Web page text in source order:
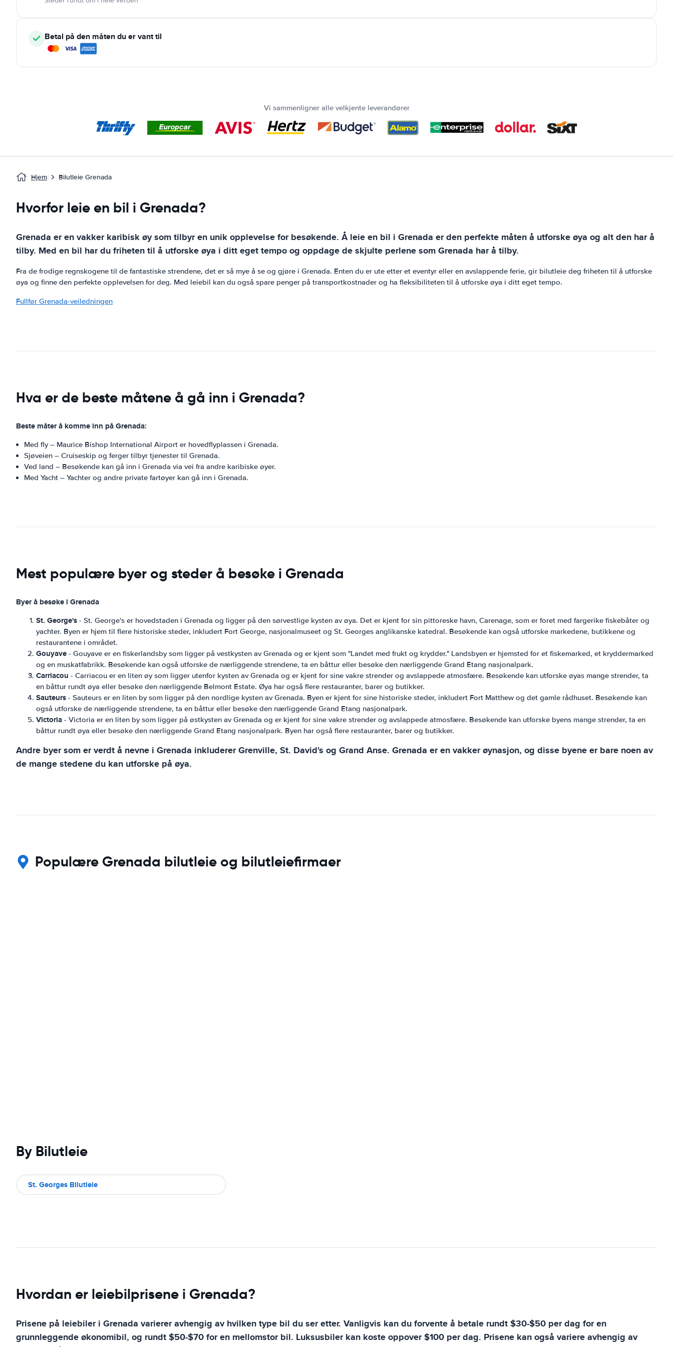
Betal på den måten du er vant til
Vi sammenligner alle velkjente leverandører
Hjem Bilutleie Grenada
Hvorfor leie en bil i Grenada?
Grenada er en vakker karibisk øy som tilbyr en unik opplevelse for besøkende. Å leie en bil i Grenada er den perfekte måten å utforske øya og alt den har å
tilby. Med en bil har du friheten til å utforske øya i ditt eget tempo og oppdage de skjulte perlene som Grenada har å tilby.
Fra de frodige regnskogene til de fantastiske strendene, det er så mye å se og gjøre i Grenada. Enten du er ute etter et eventyr eller en avslappende ferie, gir bilutleie deg friheten til å utforske
øya og finne den perfekte opplevelsen for deg. Med leiebil kan du også spare penger på transportkostnader og ha fleksibiliteten til å utforske øya i ditt eget tempo.
Fullfør Grenada-veiledningen
Hva er de beste måtene å gå inn i Grenada?
Beste måter å komme inn på Grenada:
Med fly – Maurice Bishop International Airport er hovedflyplassen i Grenada.
Sjøveien – Cruiseskip og ferger tilbyr tjenester til Grenada.
Ved land – Besøkende kan gå inn i Grenada via vei fra andre karibiske øyer.
Med Yacht – Yachter og andre private fartøyer kan gå inn i Grenada.
Mest populære byer og steder å besøke i Grenada
Byer å besøke i Grenada
St. George's - St. George's er hovedstaden i Grenada og ligger på den sørvestlige kysten av øya. Det er kjent for sin pittoreske havn, Carenage, som er foret med fargerike fiskebåter og
yachter. Byen er hjem til flere historiske steder, inkludert Fort George, nasjonalmuseet og St. Georges anglikanske katedral. Besøkende kan også utforske markedene, butikkene og
restaurantene i området.
Gouyave - Gouyave er en fiskerlandsby som ligger på vestkysten av Grenada og er kjent som "Landet med frukt og krydder." Landsbyen er hjemsted for et fiskemarked, et kryddermarked
og en muskatfabrikk. Besøkende kan også utforske de nærliggende strendene, ta en båttur eller besøke den nærliggende Grand Etang nasjonalpark.
Carriacou - Carriacou er en liten øy som ligger utenfor kysten av Grenada og er kjent for sine vakre strender og avslappede atmosfære. Besøkende kan utforske øyas mange strender, ta
en båttur rundt øya eller besøke den nærliggende Belmont Estate. Øya har også flere restauranter, barer og butikker.
Sauteurs - Sauteurs er en liten by som ligger på den nordlige kysten av Grenada. Byen er kjent for sine historiske steder, inkludert Fort Matthew og det gamle rådhuset. Besøkende kan
også utforske de nærliggende strendene, ta en båttur eller besøke den nærliggende Grand Etang nasjonalpark.
Victoria - Victoria er en liten by som ligger på østkysten av Grenada og er kjent for sine vakre strender og avslappede atmosfære. Besøkende kan utforske byens mange strender, ta en
båttur rundt øya eller besøke den nærliggende Grand Etang nasjonalpark. Byen har også flere restauranter, barer og butikker.
Andre byer som er verdt å nevne i Grenada inkluderer Grenville, St. David's og Grand Anse. Grenada er en vakker øynasjon, og disse byene er bare noen av
de mange stedene du kan utforske på øya.
Populære Grenada bilutleie og bilutleiefirmaer
By Bilutleie
St. Georges Bilutleie
Hvordan er leiebilprisene i Grenada?
Prisene på leiebiler i Grenada varierer avhengig av hvilken type bil du ser etter. Vanligvis kan du forvente å betale rundt $30-$50 per dag for en
grunnleggende økonomibil, og rundt $50-$70 for en mellomstor bil. Luksusbiler kan koste oppover $100 per dag. Prisene kan også variere avhengig av